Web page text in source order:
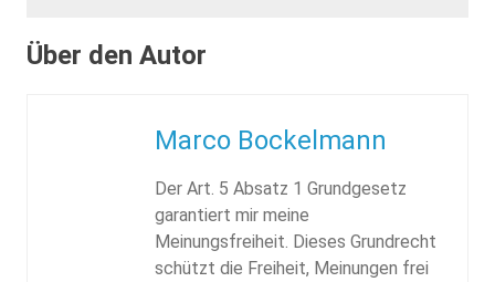
Über den Autor
Marco Bockelmann
Der Art. 5 Absatz 1 Grundgesetz
garantiert mir meine
Meinungsfreiheit. Dieses Grundrecht
schützt die Freiheit, Meinungen frei